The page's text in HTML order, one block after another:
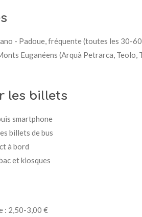
- Padoue, fréquente (toutes les 30-
Euganéens (Arquà Petrarca,
les billets
smartphone
billets de bus
à bord
et kiosques
: 2,50-3,00 €